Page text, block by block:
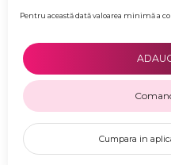
Pentru această dată valoarea minimă a
Cumpara in